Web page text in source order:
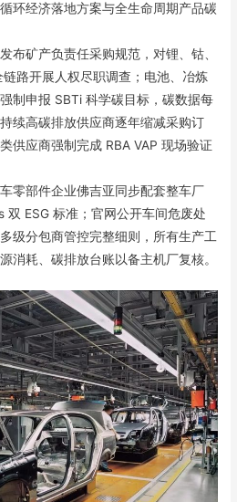
环经济落地方案与全生命周期产品碳
布矿产负责任采购规范，对锂、钴、
路开展人权尽职调查；电池、冶炼
制申报 SBTi 科学碳目标，碳数据每
续高碳排放供应商逐年缩减采购订
供应商强制完成 RBA VAP 现场验证
零部件企业佛吉亚同步配套整车厂
双 ESG 标准；官网公开车间危废处
级分包商管控完整细则，所有生产工
消耗、碳排放台账以备主机厂复核。